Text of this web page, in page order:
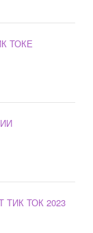
ТОКЕ
ТОК 2023